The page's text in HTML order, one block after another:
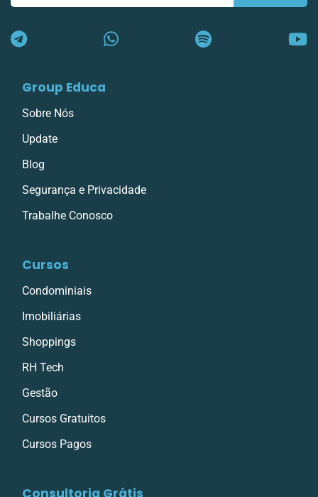
Group Educa
Sobre Nós
Update
Blog
Segurança e Privacidade
Trabalhe Conosco
Cursos
Condominiais
Imobiliárias
Shoppings
RH Tech
Gestão
Cursos Gratuitos
Cursos Pagos
Consultoria Grátis